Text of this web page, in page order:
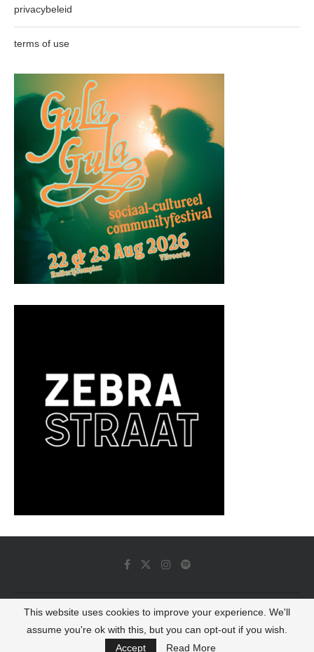
privacybeleid
terms of use
© 2022 - Luminous Dash All Rights Reserved
BACK TO TOP
This website uses cookies to improve your experience. We'll
assume you're ok with this, but you can opt-out if you wish.
Accept
Read More